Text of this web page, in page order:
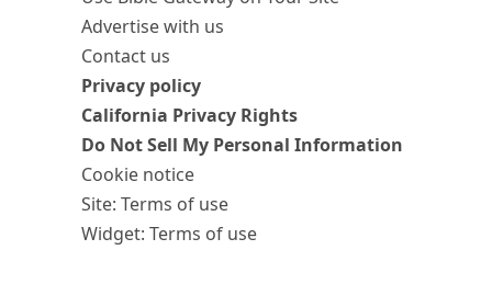
Advertise with us
Contact us
Privacy policy
California Privacy Rights
Do Not Sell My Personal Information
Cookie notice
Site: Terms of use
Widget: Terms of use